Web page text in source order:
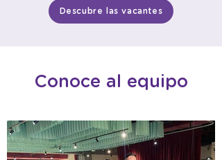
Descubre las vacantes
Conoce al equipo